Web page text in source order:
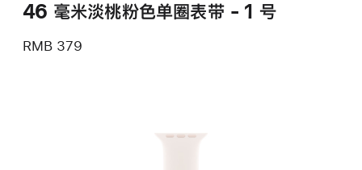
46 毫米淡桃粉色单圈表带 - 1 号
RMB 379